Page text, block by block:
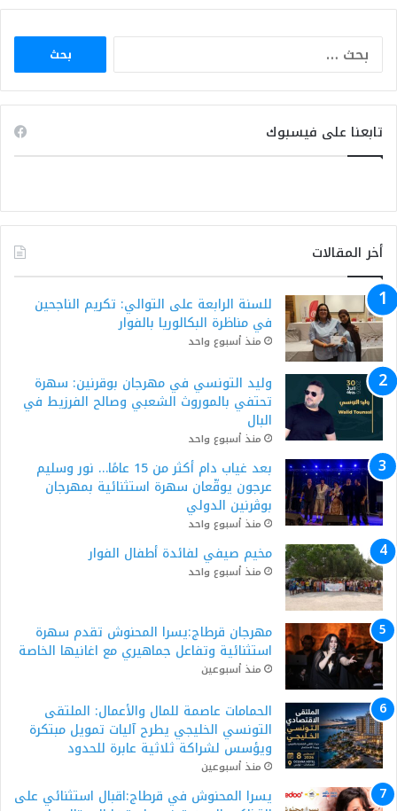
البحث
تابعنا على فيسبوك
أخر المقالات
للسنة الرابعة على التوالي: تكريم الناجحين
في مناظرة البكالوريا بالفوار
منذ أسبوع واحد
وليد التونسي في مهرجان بوقرنين: سهرة
تحتفي بالموروث الشعبي وصالح الفرزيط في
البال
منذ أسبوع واحد
بعد غياب دام أكثر من 15 عامًا… نور وسليم
عرجون يوقّعان سهرة استثنائية بمهرجان
بوڨرنين الدولي
منذ أسبوع واحد
مخيم صيفي لفائدة أطفال الفوار
منذ أسبوع واحد
مهرجان قرطاج:يسرا المحنوش تقدم سهرة
استثنائية وتفاعل جماهيري مع اغانيها الخاصة
منذ أسبوعين
الحمامات عاصمة للمال والأعمال: الملتقى
التونسي الخليجي يطرح آليات تمويل مبتكرة
ويؤسس لشراكة ثلاثية عابرة للحدود
منذ أسبوعين
يسرا المحنوش في قرطاج:اقبال استثنائي على